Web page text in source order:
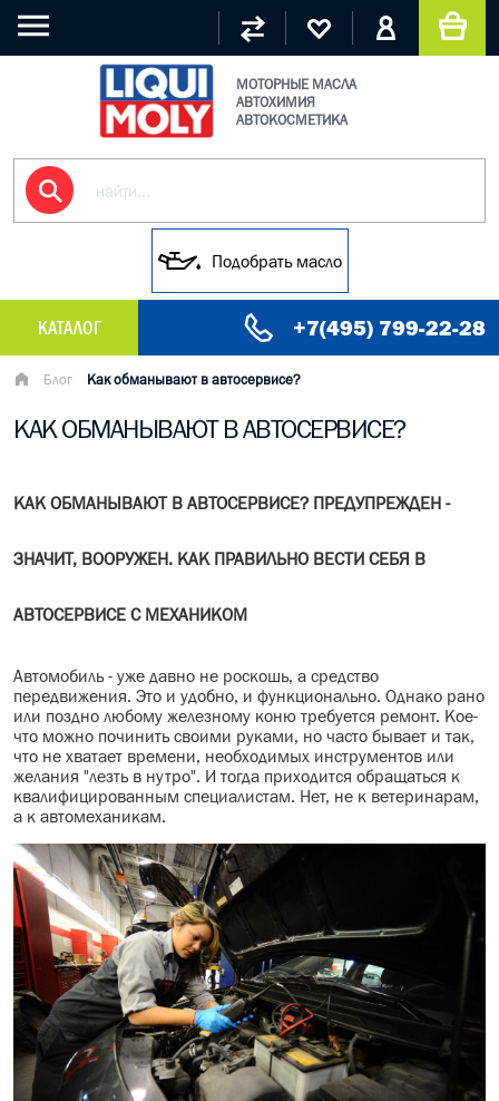
МОТОРНЫЕ МАСЛА
АВТОХИМИЯ
АВТОКОСМЕТИКА
Подобрать масло
КАТАЛОГ +7(495) 799-22-28
МАСЛО МОТОРНОЕ
ГРУЗОВЫЕ МАСЛА
БОЧКИ МАСЛА
ИНДУСТРИАЛЬНЫЕ МАСЛА
АНТИФРИЗЫ СПЕЦЖИДКОСТИ
ПРИСАДКИ АВТОХИМИЯ
АВТО КОСМЕТИКА
МОТО МАСЛА
ВСЕ БРЕНДЫ
Блог Как обманывают в автосервисе?
КАК ОБМАНЫВАЮТ В АВТОСЕРВИСЕ?
КАК ОБМАНЫВАЮТ В АВТОСЕРВИСЕ? ПРЕДУПРЕЖДЕН -
ЗНАЧИТ, ВООРУЖЕН. КАК ПРАВИЛЬНО ВЕСТИ СЕБЯ В
АВТОСЕРВИСЕ С МЕХАНИКОМ
Автомобиль - уже давно не роскошь, а средство
передвижения. Это и удобно, и функционально. Однако рано
или поздно любому железному коню требуется ремонт. Кое-
что можно починить своими руками, но часто бывает и так,
что не хватает времени, необходимых инструментов или
желания "лезть в нутро". И тогда приходится обращаться к
квалифицированным специалистам. Нет, не к ветеринарам,
а к автомеханикам.